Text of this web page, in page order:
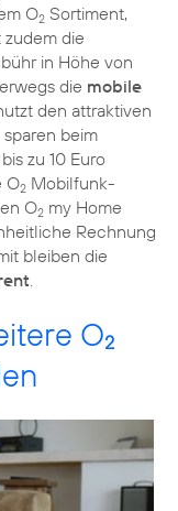
O2 Sortiment,
zudem die
in Höhe von
die mobile
den attraktiven
beim
zu 10 Euro
O2 Mobilfunk-
O2 my Home
Rechnung
bleiben die
O2